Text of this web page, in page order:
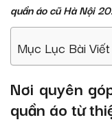
quần áo cũ Hà Nội
Mục Lục Bài Viết
Nơi quyên
quần áo từ